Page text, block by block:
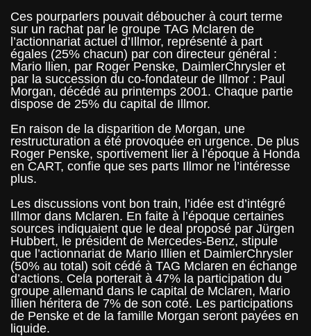
Ces pourparlers pouvait déboucher à court terme
sur un rachat par le groupe TAG Mclaren de
l’actionnariat actuel d’Illmor, représenté à part
égales (25% chacun) par con directeur général :
Mario llien, par Roger Penske, DaimlerChrysler et
par la succession du co-fondateur de Illmor : Paul
Morgan, décédé au printemps 2001. Chaque partie
dispose de 25% du capital de Illmor.
En raison de la disparition de Morgan, une
restructuration a été provoquée en urgence. De plus
Roger Penske, sportivement lier à l’époque à Honda
en CART, confie que ses parts Illmor ne l’intéresse
plus.
Les discussions vont bon train, l’idée est d’intégré
Illmor dans Mclaren. En faite à l’époque certaines
sources indiquaient que le deal proposé par Jürgen
Hubbert, le président de Mercedes-Benz, stipule
que l’actionnariat de Mario Illien et DaimlerChrysler
(50% au total) soit cédé à TAG Mclaren en échange
d’actions. Cela porterait à 47% la participation du
groupe allemand dans le capital de Mclaren, Mario
Illien héritera de 7% de son coté. Les participations
de Penske et de la famille Morgan seront payées en
liquide.